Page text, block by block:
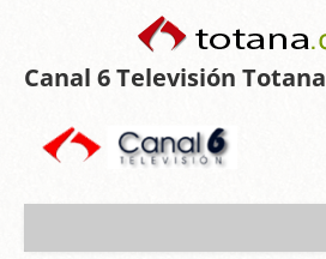
Canal 6 Televisión Totana